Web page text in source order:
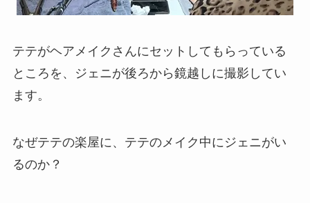
テテがヘアメイクさんにセットしてもらっている
ところを、ジェニが後ろから鏡越しに撮影してい
ます。
なぜテテの楽屋に、テテのメイク中にジェニがい
るのか？